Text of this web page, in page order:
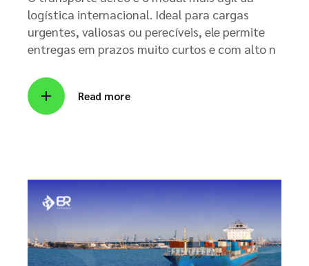
logística internacional. Ideal para cargas
urgentes, valiosas ou perecíveis, ele permite
entregas em prazos muito curtos e com alto n
Read more